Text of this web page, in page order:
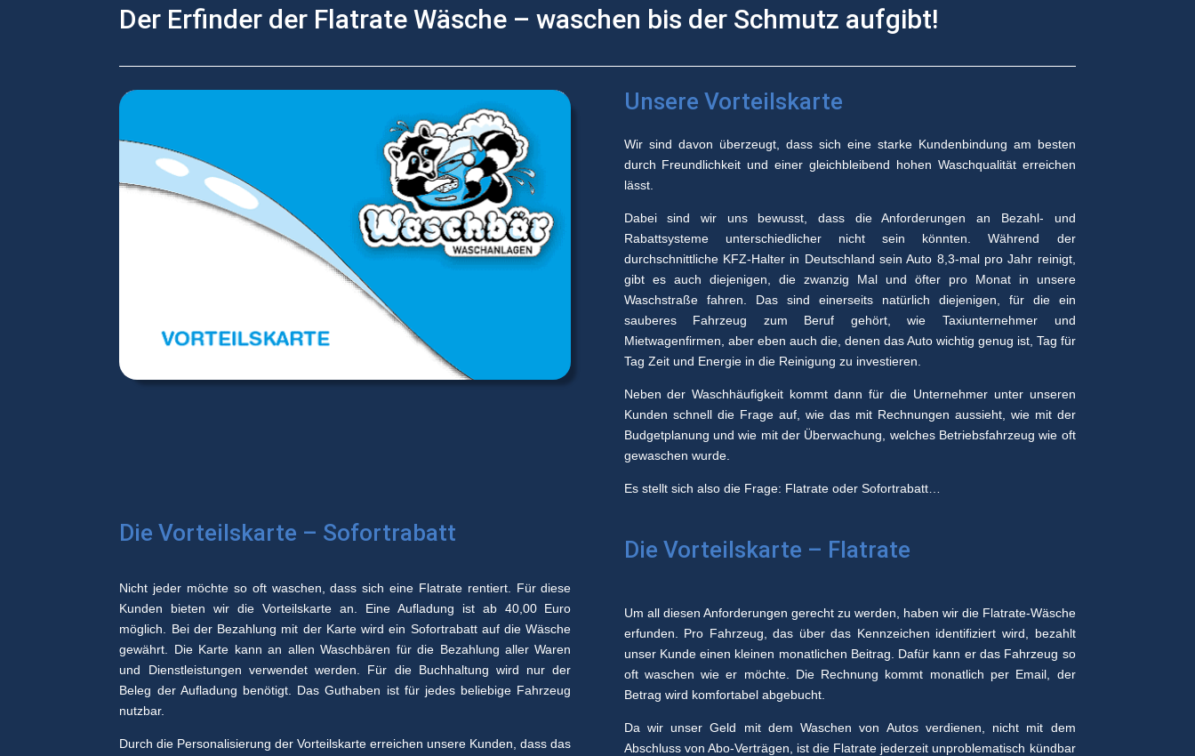
Der Erfinder der Flatrate Wäsche – waschen bis der Schmutz aufgibt!
Die Vorteilskarte – Sofortrabatt
Nicht jeder möchte so oft waschen, dass sich eine Flatrate rentiert. Für diese
Kunden bieten wir die Vorteilskarte an. Eine Aufladung ist ab 40,00 Euro
möglich. Bei der Bezahlung mit der Karte wird ein Sofortrabatt auf die Wäsche
gewährt. Die Karte kann an allen Waschbären für die Bezahlung aller Waren
und Dienstleistungen verwendet werden. Für die Buchhaltung wird nur der
Beleg der Aufladung benötigt. Das Guthaben ist für jedes beliebige Fahrzeug
nutzbar.
Durch die Personalisierung der Vorteilskarte erreichen unsere Kunden, dass das
Unsere Vorteilskarte
Wir sind davon überzeugt, dass sich eine starke Kundenbindung am besten
durch Freundlichkeit und einer gleichbleibend hohen Waschqualität erreichen
lässt.
Dabei sind wir uns bewusst, dass die Anforderungen an Bezahl- und
Rabattsysteme unterschiedlicher nicht sein könnten. Während der
durchschnittliche KFZ-Halter in Deutschland sein Auto 8,3-mal pro Jahr reinigt,
gibt es auch diejenigen, die zwanzig Mal und öfter pro Monat in unsere
Waschstraße fahren. Das sind einerseits natürlich diejenigen, für die ein
sauberes Fahrzeug zum Beruf gehört, wie Taxiunternehmer und
Mietwagenfirmen, aber eben auch die, denen das Auto wichtig genug ist, Tag für
Tag Zeit und Energie in die Reinigung zu investieren.
Neben der Waschhäufigkeit kommt dann für die Unternehmer unter unseren
Kunden schnell die Frage auf, wie das mit Rechnungen aussieht, wie mit der
Budgetplanung und wie mit der Überwachung, welches Betriebsfahrzeug wie oft
gewaschen wurde.
Es stellt sich also die Frage: Flatrate oder Sofortrabatt…
Die Vorteilskarte – Flatrate
Um all diesen Anforderungen gerecht zu werden, haben wir die Flatrate-Wäsche
erfunden. Pro Fahrzeug, das über das Kennzeichen identifiziert wird, bezahlt
unser Kunde einen kleinen monatlichen Beitrag. Dafür kann er das Fahrzeug so
oft waschen wie er möchte. Die Rechnung kommt monatlich per Email, der
Betrag wird komfortabel abgebucht.
Da wir unser Geld mit dem Waschen von Autos verdienen, nicht mit dem
Abschluss von Abo-Verträgen, ist die Flatrate jederzeit unproblematisch kündbar